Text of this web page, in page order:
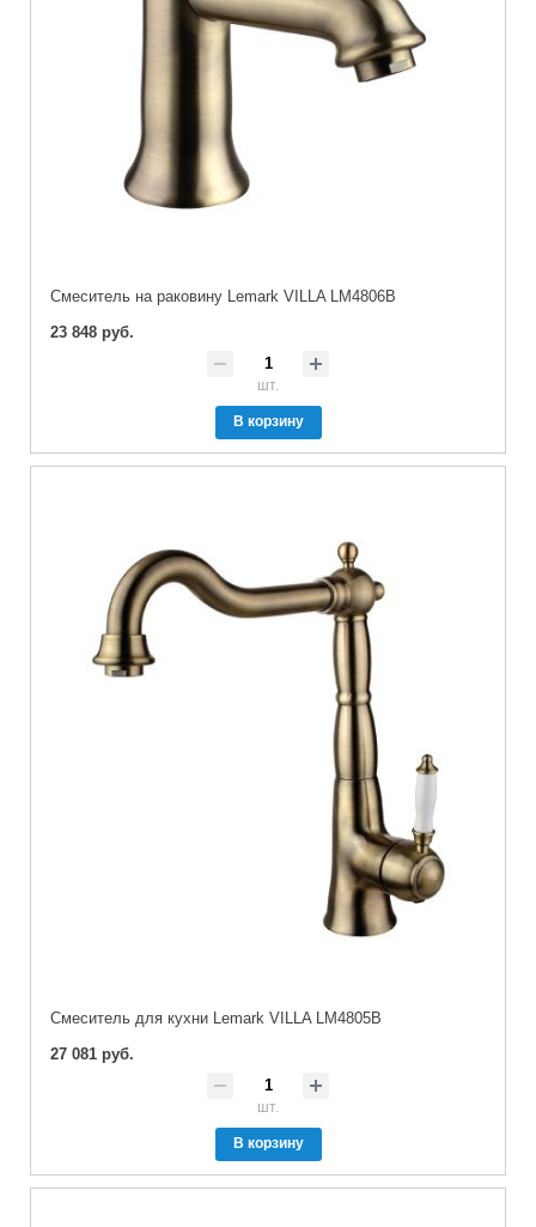
Cмеситель на раковину Lemark VILLA LM4806B
23 848 руб.
шт.
В корзину
Cмеситель для кухни Lemark VILLA LM4805B
27 081 руб.
шт.
В корзину